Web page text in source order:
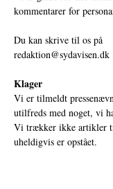
kommentarer for
Du kan skrive til os på
redaktion@sydavisen.dk
Klager
Vi er tilmeldt
utilfreds med noget, vi
Vi trækker ikke artikler
uheldigvis er opstået.